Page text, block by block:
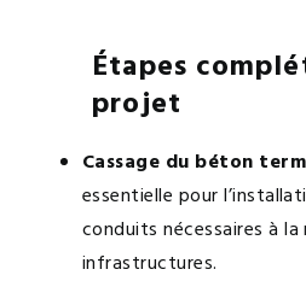
Étapes
projet
Cassage du béton
essentielle pour
conduits nécessaires à
infrastructures.